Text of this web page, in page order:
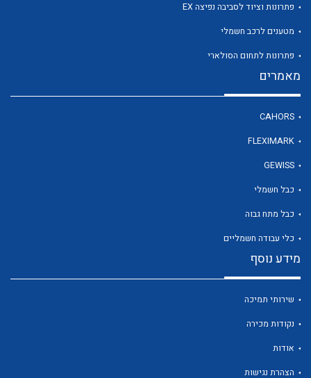
לכל מוצרי היצרן
פתרונות וציוד לסביבה נפיצה EX
מטענים לרכב חשמלי
פתרונות לתחום הסולארי
מאמרים
CAHORS
FLEXIMARK
GEWISS
כבל חשמלי
כבל מתח גבוה
כלי עבודה חשמליים
מידע נוסף
שירותי תמיכה
נקודות מכירה
אודות
הצהרת נגישות